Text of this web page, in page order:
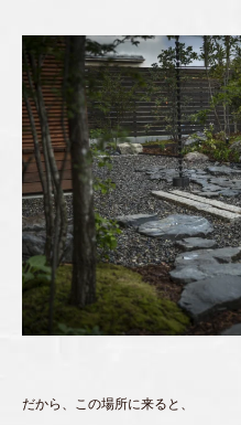
だから、この場所に来ると、